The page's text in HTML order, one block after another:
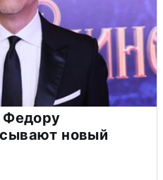
Федору
новый